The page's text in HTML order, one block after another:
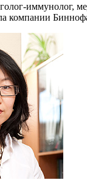
иммунолог,
компании